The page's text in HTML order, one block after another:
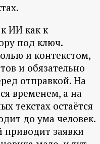
ИИ как к
под ключ.
и контекстом,
и обязательно
отправкой. На
временем, а на
текстах остаётся
до ума человек.
приводит заявки